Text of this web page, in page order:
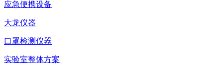
应急便携设备
大龙仪器
口罩检测仪器
实验室整体方案